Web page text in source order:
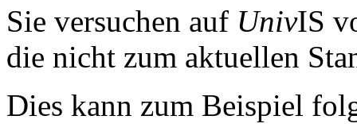
Sie versuchen auf UnivIS
die nicht zum aktuellen
Dies kann zum Beispiel